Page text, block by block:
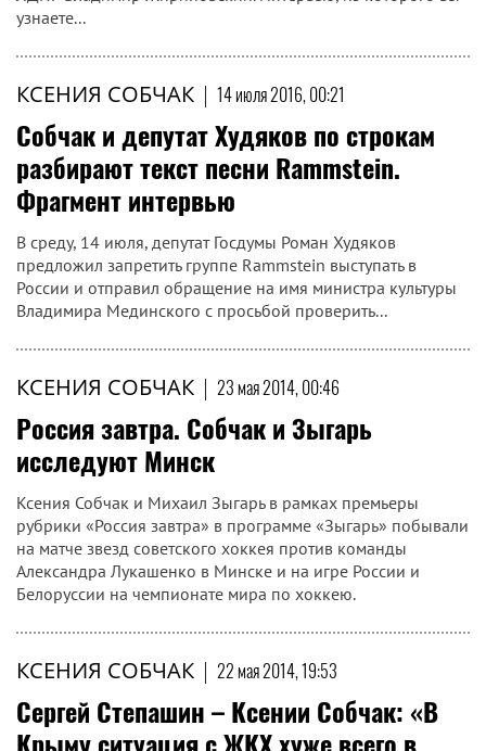
узнаете...
КСЕНИЯ СОБЧАК | 14 июля 2016, 00:21
Собчак и депутат Худяков по строкам
разбирают текст песни Rammstein.
Фрагмент интервью
В среду, 14 июля, депутат Госдумы Роман Худяков
предложил запретить группе Rammstein выступать в
России и отправил обращение на имя министра культуры
Владимира Мединского с просьбой проверить...
КСЕНИЯ СОБЧАК | 23 мая 2014, 00:46
Россия завтра. Собчак и Зыгарь
исследуют Минск
Ксения Собчак и Михаил Зыгарь в рамках премьеры
рубрики «Россия завтра» в программе «Зыгарь» побывали
на матче звезд советского хоккея против команды
Александра Лукашенко в Минске и на игре России и
Белоруссии на чемпионате мира по хоккею.
КСЕНИЯ СОБЧАК | 22 мая 2014, 19:53
Сергей Степашин – Ксении Собчак: «В